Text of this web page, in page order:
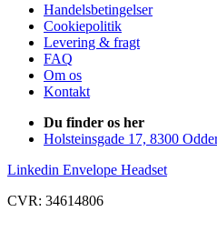
Handelsbetingelser
Cookiepolitik
Levering & fragt
FAQ
Om os
Kontakt
Du finder os her
Holsteinsgade 17, 8300
Linkedin Envelope Headset
CVR: 34614806